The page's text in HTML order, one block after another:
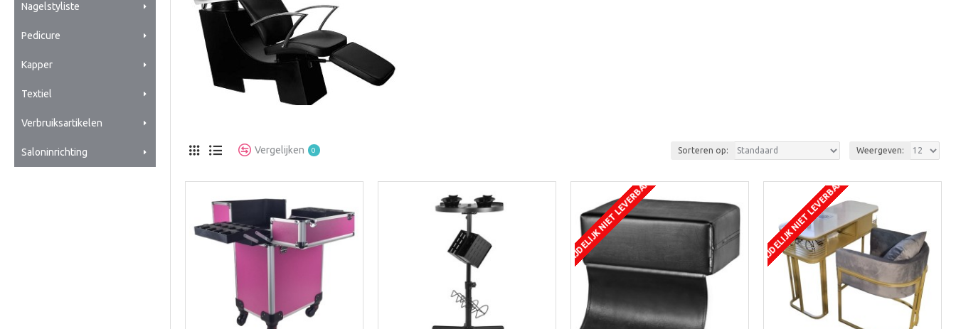
Nagelstyliste
Pedicure
Kapper
Textiel
Verbruiksartikelen
Saloninrichting Vergelijken 0 Sorteren op: Weergeven:
TIJDELIJK NIET LEVERBAAR TIJDELIJK NIET LEVERBAAR